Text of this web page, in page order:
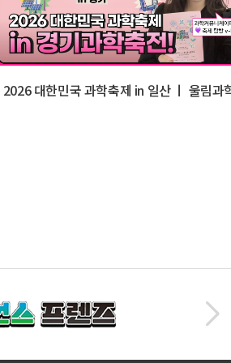
2026 대한민국 과학축제 in 일산 ㅣ 울림과